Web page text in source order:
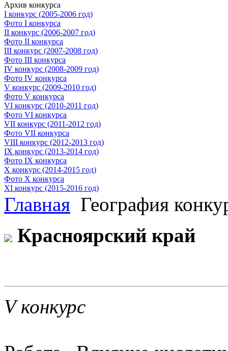
Архив конкурса
I конкурс (2005-2006 год)
Фото I конкурса
II конкурс (2006-2007 год)
Фото II конкурса
III конкурс (2007-2008 год)
Фото III конкурса
IV конкурс (2008-2009 год)
Фото IV конкурса
V конкурс (2009-2010 год)
Фото V конкурса
VI конкурс (2010-2011 год)
Фото VI конкурса
VII конкурс (2011-2012 год)
Фото VII конкурса
VIII конкурс (2012-2013 год)
IX конкурс (2013-2014 год)
Фото IX конкурса
X конкурс (2014-2015 год)
Фото X конкурса
XI конкурс (2015-2016 год)
Главная География
Красноярский край
V конкурс